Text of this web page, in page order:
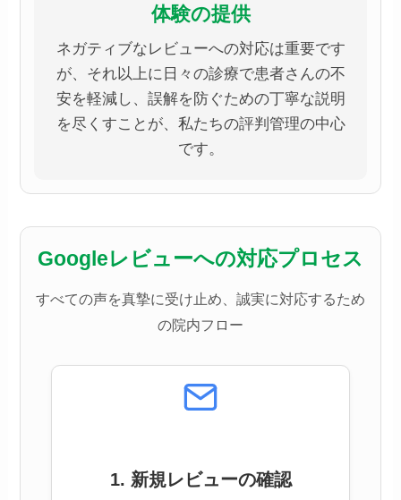
体験の提供
ネガティブなレビューへの対応は重要です
が、それ以上に日々の診療で患者さんの不
安を軽減し、誤解を防ぐための丁寧な説明
を尽くすことが、私たちの評判管理の中心
です。
Googleレビューへの対応プロセス
すべての声を真摯に受け止め、誠実に対応するため
の院内フロー
1. 新規レビューの確認